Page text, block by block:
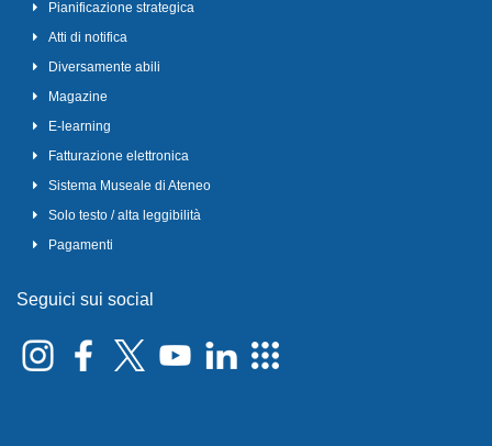
Pianificazione strategica
Atti di notifica
Diversamente abili
Magazine
E-learning
Fatturazione elettronica
Sistema Museale di Ateneo
Solo testo / alta leggibilità
Pagamenti
Seguici sui social